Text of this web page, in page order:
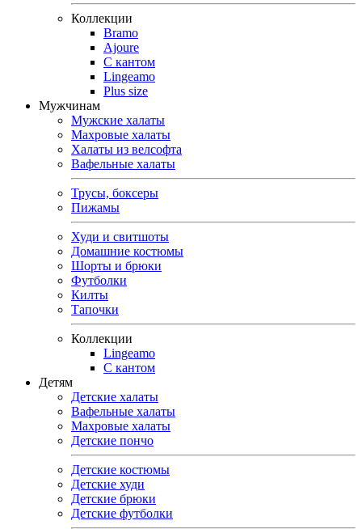
Коллекции
Bramo
Ajoure
С кантом
Lingeamo
Plus size
Мужчинам
Мужские халаты
Махровые халаты
Халаты из велсофта
Вафельные халаты
Трусы, боксеры
Пижамы
Худи и свитшоты
Домашние костюмы
Шорты и брюки
Футболки
Килты
Тапочки
Коллекции
Lingeamo
С кантом
Детям
Детские халаты
Вафельные халаты
Махровые халаты
Детские пончо
Детские костюмы
Детские худи
Детские брюки
Детские футболки